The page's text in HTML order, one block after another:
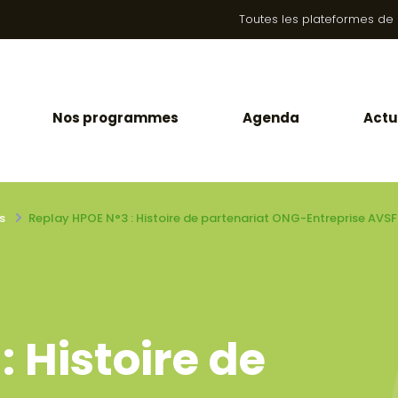
Toutes les plateformes
Nos programmes Agenda
Replay HPOE N°3 : Histoire de partenariat ONG-Entreprise
Histoire de